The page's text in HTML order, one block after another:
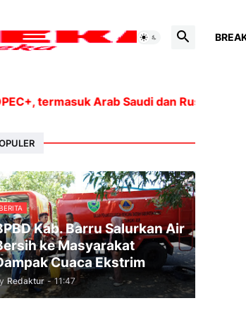
termasuk Arab Saudi dan Rusia, akan
Kab. Barru Salurkan Air
ke Masyarakat
Cuaca Ekstrim
Redaktur - 11:47